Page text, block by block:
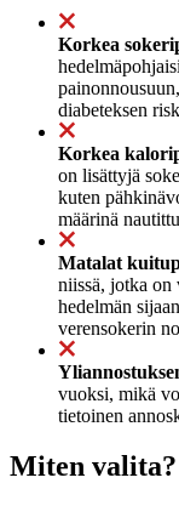
Korkea
diabeteksen
Korkea
on lisättyjä
kuten
määrinä
Matalat
niissä, jotka on
hedelmän
verensokerin
vuoksi, mikä
tietoinen
Miten valita?